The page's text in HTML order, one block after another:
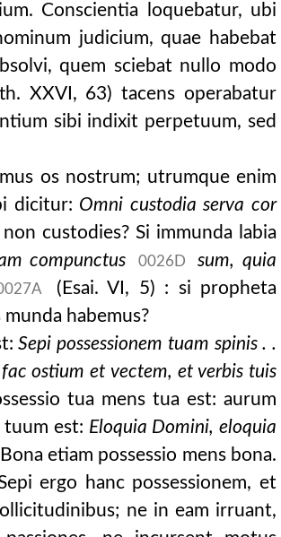
Conscientia loquebatur, ubi
judicium, quae habebat
quem sciebat nullo modo
XXVI, 63) tacens operabatur
sibi indixit perpetuum, sed
os nostrum; utrumque enim
dicitur: Omni custodia serva cor
custodies? Si immunda labia
compunctus 0026D
sum, quia
(Esai. VI, 5) : si propheta
habemus?
Sepi possessionem tuam spinis . .
ostium et vectem, et verbis tuis
tua mens tua est: aurum
est: Eloquia Domini, eloquia
etiam possessio mens bona.
ergo hanc possessionem, et
ne in eam irruant,